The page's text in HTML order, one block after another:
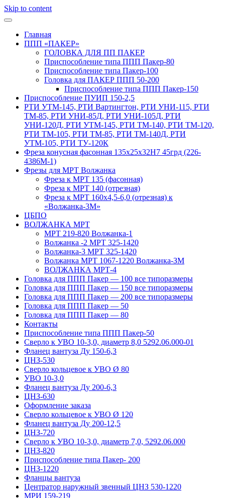
Skip to content
Главная
ППП «ПАКЕР»
ГОЛОВКА ДЛЯ ПП ПАКЕР
Приспособление типа ППП Пакер-80
Приспособление типа Пакер-100
Головка для ПАКЕР ППП 50-200
Приспособление типа ППП Пакер-150
Приспособление ПУИП 150-2,5
РТИ УТМ-145, РТИ Вартингтон, РТИ УНИ-115, РТИ
ТМ-85, РТИ УНИ-85Д, РТИ УНИ-105Д, РТИ
УНИ-120Д, РТИ УТМ-145, РТИ ТМ-140, РТИ ТМ-120,
РТИ ТМ-105, РТИ ТМ-85, РТИ ТМ-140Д, РТИ
УТМ-105, РТИ ТУ-120К
Фреза конусная фасонная 135х25х32H7 45грд (226-
4386М-1)
Фрезы для МРТ Волжанка
Фреза к МРТ 135 (фасонная)
Фреза к МРТ 140 (отрезная)
Фреза к МРТ 160х4,5-6,0 (отрезная) к
«Волжанка-3М»
ЦБПО
ВОЛЖАНКА МРТ
МРТ 219-820 Волжанка-1
Волжанка -2 МРТ 325-1420
Волжанка-3 МРТ 325-1420
Волжанка МРТ 1067-1220 Волжанка-ЗМ
ВОЛЖАНКА МРТ-4
Головка для ППП Пакер — 100 все типоразмеры
Головка для ППП Пакер — 150 все типоразмеры
Головка для ППП Пакер — 200 все типоразмеры
Головка для ППП Пакер — 50
Головка для ППП Пакер — 80
Контакты
Приспособление типа ППП Пакер-50
Сверло к УВО 10-3,0, диаметр 8,0 5292.06.000-01
Фланец вантуза Ду 150-6,3
ЦНЗ-530
Сверло кольцевое к УВО Ø 80
УВО 10-3,0
Фланец вантуза Ду 200-6,3
ЦНЗ-630
Оформление заказа
Сверло кольцевое к УВО Ø 120
Фланец вантуза Ду 200-12,5
ЦНЗ-720
Сверло к УВО 10-3,0, диаметр 7,0, 5292.06.000
ЦНЗ-820
Приспособление типа Пакер- 200
ЦНЗ-1220
Фланцы вантуза
Центратор наружный звенный ЦНЗ 530-1220
МРИ 159-219